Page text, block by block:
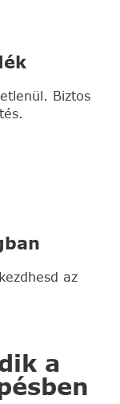
Biztos
az
a